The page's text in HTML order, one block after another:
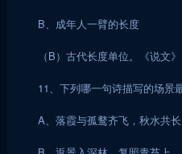
B、成年人一臂的长度
（B）古代长度单位。《说文
11、下列哪一句诗描写的场景
A、落霞与孤鹜齐飞，秋水共